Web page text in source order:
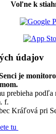
Voľne k
údajov
je
prebieha
f.
Kráľová pri
tu